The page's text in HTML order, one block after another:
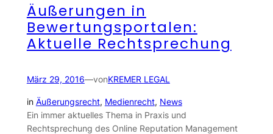
Äußerungen in
Bewertungsportalen:
Aktuelle Rechtsprechung
März 29, 2016—vonKREMER LEGAL
in Äußerungsrecht, Medienrecht, News
Ein immer aktuelles Thema in Praxis und
Rechtsprechung des Online Reputation Management